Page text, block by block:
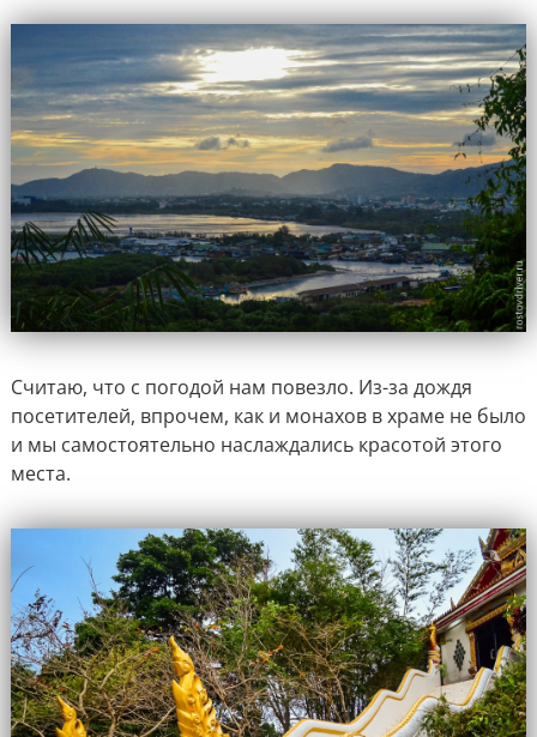
Считаю, что с погодой нам повезло. Из-за дождя
посетителей, впрочем, как и монахов в храме не было
и мы самостоятельно наслаждались красотой этого
места.